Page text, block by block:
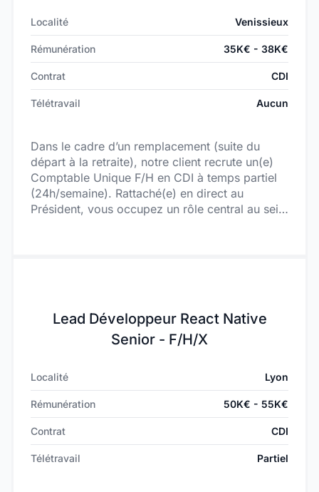
Localité Venissieux
Rémunération 35K€ - 38K€
Contrat CDI
Télétravail Aucun
Dans le cadre d’un remplacement (suite du
départ à la retraite), notre client recrute un(e)
Comptable Unique F/H en CDI à temps partiel
(24h/semaine). Rattaché(e) en direct au
Président, vous occupez un rôle central au sein
pour sa technicité, vous permettant d’évoluer
dans un cadre structuré et sécurisant. Le poste
offre un environnement de travail, sain et
de s’adapter à vos impératifs personnels.,
favorisant un bon équilibre entre vie
Lead Développeur React Native
Senior - F/H/X
Localité Lyon
Rémunération 50K€ - 55K€
Contrat CDI
Télétravail Partiel